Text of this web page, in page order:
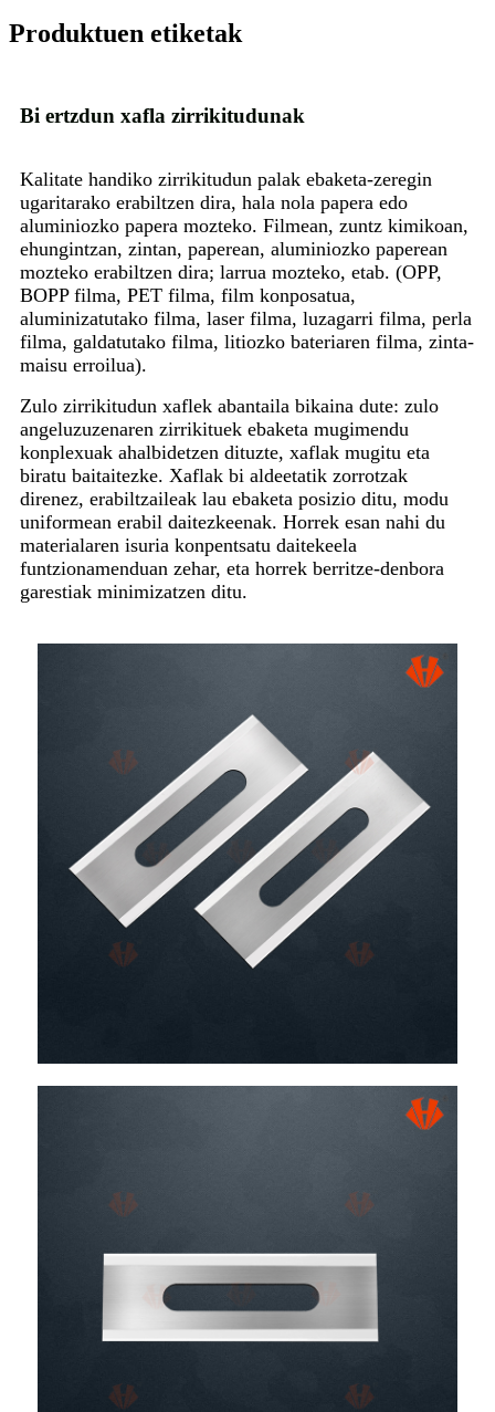
Produktuen etiketak
Bi ertzdun xafla zirrikitudunak
Kalitate handiko zirrikitudun palak ebaketa-zeregin
ugaritarako erabiltzen dira, hala nola papera edo
aluminiozko papera mozteko. Filmean, zuntz kimikoan,
ehungintzan, zintan, paperean, aluminiozko paperean
mozteko erabiltzen dira; larrua mozteko, etab. (OPP,
BOPP filma, PET filma, film konposatua,
aluminizatutako filma, laser filma, luzagarri filma, perla
filma, galdatutako filma, litiozko bateriaren filma, zinta-
maisu erroilua).
Zulo zirrikitudun xaflek abantaila bikaina dute: zulo
angeluzuzenaren zirrikituek ebaketa mugimendu
konplexuak ahalbidetzen dituzte, xaflak mugitu eta
biratu baitaitezke. Xaflak bi aldeetatik zorrotzak
direnez, erabiltzaileak lau ebaketa posizio ditu, modu
uniformean erabil daitezkeenak. Horrek esan nahi du
materialaren isuria konpentsatu daitekeela
funtzionamenduan zehar, eta horrek berritze-denbora
garestiak minimizatzen ditu.